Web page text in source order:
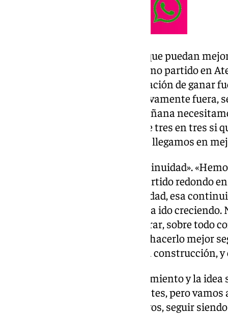
En otro orden de cosas, espera que puedan
fuera de casa. «Después del último partido en
también necesitamos esa sensación de ganar
haya tantos partidos consecutivamente fuera,
‘Champions’ y los de LaLiga. Mañana
victoria para seguir sumando de tres en tres si
el objetivo. El equipo está bien y llegamos en
Así, recalcó que necesitan «continuidad».
juego, pero nos ha faltado un partido redondo
dominio, ese control, esa seguridad, esa
En la fase defensiva, el equipo ha ido
alguna cosa que podemos mejorar, sobre todo
últimos partidos, pero vamos a hacerlo mejor
estamos en fase de mejora en la construcción,
Además, resaltó que «el planteamiento y la
«Hemos tenido algunos desajustes, pero
Queremos seguir siendo agresivos, seguir